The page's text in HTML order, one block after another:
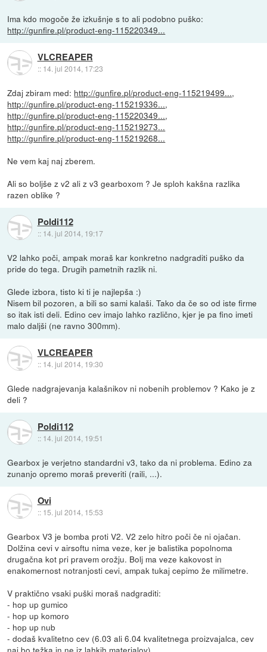
Ima kdo mogoče že izkušnje s to ali podobno puško:
http://gunfire.pl/product-eng-115220349...
VLCREAPER
:: 14. jul 2014, 17:23
Zdaj zbiram med: http://gunfire.pl/product-eng-115219499...,
http://gunfire.pl/product-eng-115219336...,
http://gunfire.pl/product-eng-115220349...,
http://gunfire.pl/product-eng-115219273...
http://gunfire.pl/product-eng-115219268...
Ne vem kaj naj zberem.
Ali so boljše z v2 ali z v3 gearboxom ? Je sploh kakšna razlika
razen oblike ?
Poldi112
:: 14. jul 2014, 19:17
V2 lahko poči, ampak moraš kar konkretno nadgraditi puško da
pride do tega. Drugih pametnih razlik ni.
Glede izbora, tisto ki ti je najlepša :)
Nisem bil pozoren, a bili so sami kalaši. Tako da če so od iste firme
so itak isti deli. Edino cev imajo lahko različno, kjer je pa fino imeti
malo daljši (ne ravno 300mm).
VLCREAPER
:: 14. jul 2014, 19:30
Glede nadgrajevanja kalašnikov ni nobenih problemov ? Kako je z
deli ?
Poldi112
:: 14. jul 2014, 19:51
Gearbox je verjetno standardni v3, tako da ni problema. Edino za
zunanjo opremo moraš preveriti (raili, ...).
Ovi
:: 15. jul 2014, 15:53
Gearbox V3 je bomba proti V2. V2 zelo hitro poči če ni ojačan.
Dolžina cevi v airsoftu nima veze, ker je balistika popolnoma
drugačna kot pri pravem orožju. Bolj ma veze kakovost in
enakomernost notranjosti cevi, ampak tukaj cepimo že milimetre.
V praktično vsaki puški moraš nadgraditi:
- hop up gumico
- hop up komoro
- hop up nub
- dodaš kvalitetno cev (6.03 ali 6.04 kvalitetnega proizvajalca, cev
naj bo težka in ne iz lahkih materialov)